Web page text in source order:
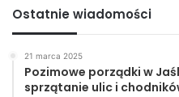
Ostatnie wiadomości
21 marca 2025
Pozimowe porządki w
sprzątanie ulic i